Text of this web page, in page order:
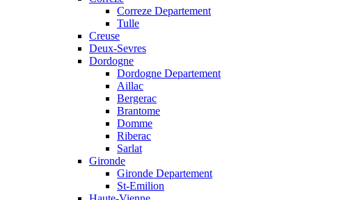
Correze Departement
Tulle
Creuse
Deux-Sevres
Dordogne
Dordogne Departement
Aillac
Bergerac
Brantome
Domme
Riberac
Sarlat
Gironde
Gironde Departement
St-Emilion